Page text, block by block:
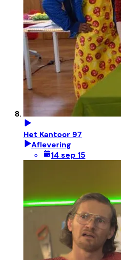
Het Kantoor 97
Aflevering
14 sep 15